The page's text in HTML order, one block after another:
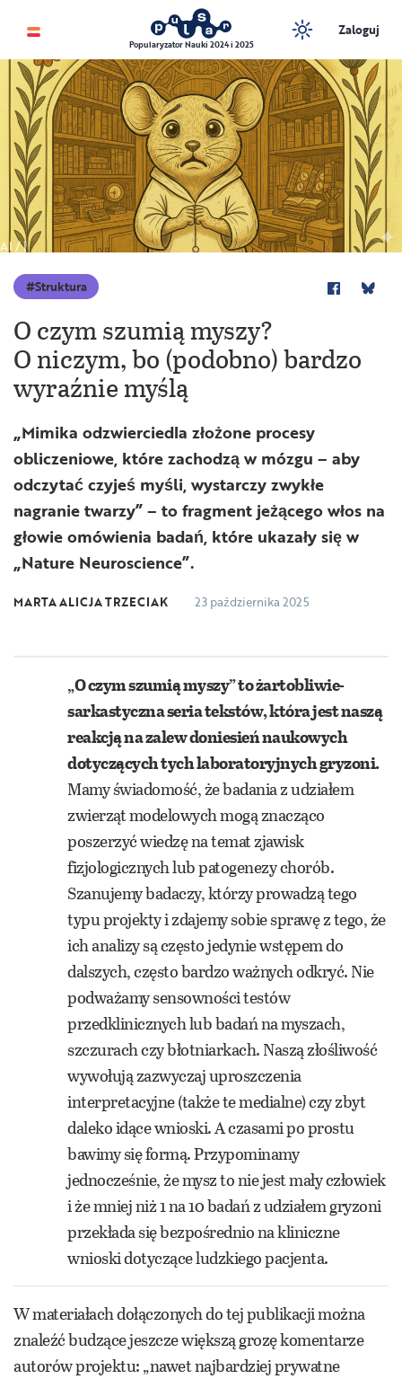
Popularyzator Nauki 2024 i 2025
Zaloguj
AI / |
Struktura
O czym szumią myszy?
O niczym, bo (podobno) bardzo
wyraźnie myślą
„Mimika odzwierciedla złożone procesy
obliczeniowe, które zachodzą w mózgu – aby
odczytać czyjeś myśli, wystarczy zwykłe
nagranie twarzy” – to fragment jeżącego włos na
głowie omówienia badań, które ukazały się w
„Nature Neuroscience”.
MARTA ALICJA TRZECIAK 23 października 2025
„O czym szumią myszy” to żartobliwie-
sarkastyczna seria tekstów, która jest naszą
reakcją na zalew doniesień naukowych
dotyczących tych laboratoryjnych gryzoni.
Mamy świadomość, że badania z udziałem
zwierząt modelowych mogą znacząco
poszerzyć wiedzę na temat zjawisk
fizjologicznych lub patogenezy chorób.
Szanujemy badaczy, którzy prowadzą tego
typu projekty i zdajemy sobie sprawę z tego, że
ich analizy są często jedynie wstępem do
dalszych, często bardzo ważnych odkryć. Nie
podważamy sensowności testów
przedklinicznych lub badań na myszach,
szczurach czy błotniarkach. Naszą złośliwość
wywołują zazwyczaj uproszczenia
interpretacyjne (także te medialne) czy zbyt
daleko idące wnioski. A czasami po prostu
bawimy się formą. Przypominamy
jednocześnie, że mysz to nie jest mały człowiek
i że mniej niż 1 na 10 badań z udziałem gryzoni
przekłada się bezpośrednio na kliniczne
wnioski dotyczące ludzkiego pacjenta.
W materiałach dołączonych do tej publikacji można
znaleźć budzące jeszcze większą grozę komentarze
autorów projektu: „nawet najbardziej prywatne